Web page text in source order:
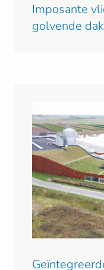
Imposante
golvende